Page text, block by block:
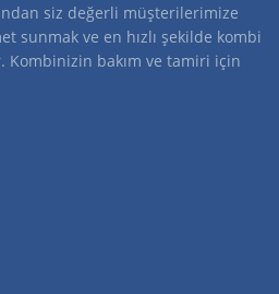
siz değerli müşterilerimize
sunmak ve en hızlı şekilde kombi
bakım ve tamiri için